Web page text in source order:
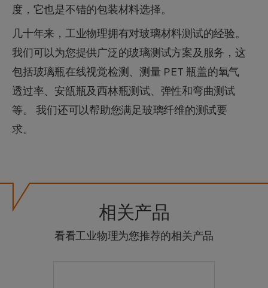
度，它也是不错的包装材料选择。
几十年来，工业物理拥有对玻璃材料测试的经验。
我们可以为您提供广泛的玻璃测试方案及服务，这
包括玻璃瓶在线视觉检测、测量 PET 瓶盖的氧气
透过率、安瓿瓶及西林瓶测试、弹性和弯曲测试
等。 我们还可以帮助您满足玻璃纤维的测试要
求。
相关产品
看看工业物理为您推荐的相关产品